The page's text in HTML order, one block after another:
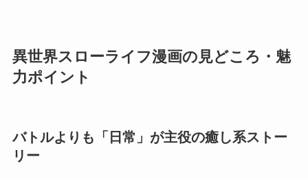
異世界スローライフ漫画の見どころ・魅
力ポイント
バトルよりも「日常」が主役の癒し系ストー
リー